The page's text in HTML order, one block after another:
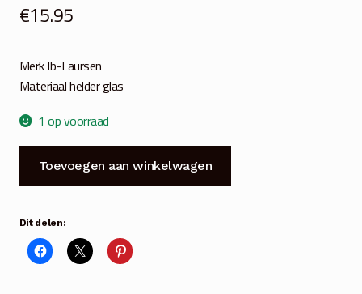
€15.95
Merk Ib-Laursen
Materiaal helder glas
1 op voorraad
dispenser
liter
aantal
Toevoegen aan winkelwagen
Dit delen: